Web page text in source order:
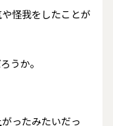
怪我をしたことが
うか。
ったみたいだっ